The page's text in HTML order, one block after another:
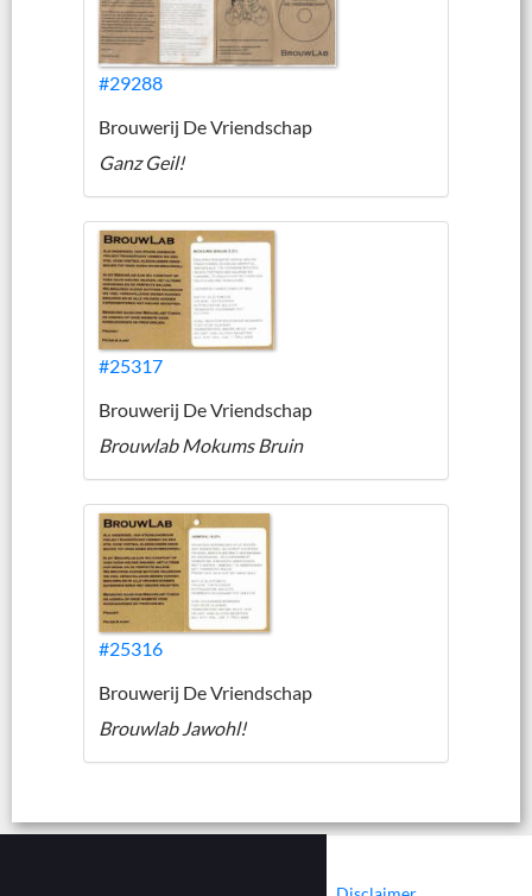
#29288
Brouwerij De Vriendschap
Ganz Geil!
#25317
Brouwerij De Vriendschap
Brouwlab Mokums Bruin
#25316
Brouwerij De Vriendschap
Brouwlab Jawohl!